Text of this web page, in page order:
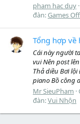
pham hac duy
đàn: Games
Tổng hợp về
Cái này người
vui Nên post
Thả diều Bơi
piano Bồ công
Mr SieuPham
đàn:Vui Nhộn